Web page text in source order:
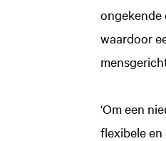
ongekende
waardoor
‘Om een
flexibele en